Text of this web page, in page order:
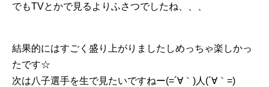
でもTVとかで見るよりふさつでしたね、、、
結果的にはすごく盛り上がりましたしめっちゃ楽しかっ
たです☆
次は八子選手を生で見たいですねー(=´∀｀)人(´∀｀=)